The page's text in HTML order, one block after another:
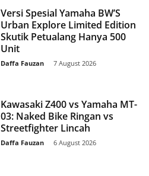
Versi Spesial Yamaha BW’S
Urban Explore Limited Edition
Skutik Petualang Hanya 500
Unit
Daffa Fauzan 7 August 2026
Kawasaki Z400 vs Yamaha MT-
03: Naked Bike Ringan vs
Streetfighter Lincah
Daffa Fauzan 6 August 2026